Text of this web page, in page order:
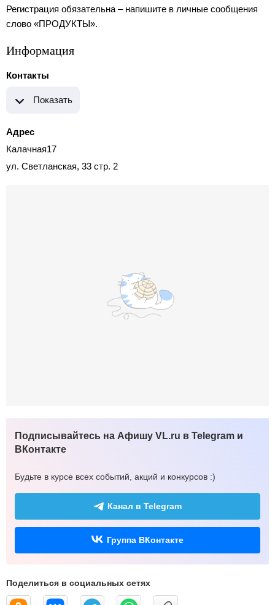
Регистрация обязательна – напишите в личные сообщения
слово «ПРОДУКТЫ».
Информация
Контакты
Показать
Адрес
Калачная17
ул. Светланская, 33 стр. 2
Подписывайтесь на Афишу VL.ru в Telegram и
ВКонтакте
Будьте в курсе всех событий, акций и конкурсов :)
Канал в Telegram
Группа ВКонтакте
Поделиться в социальных сетях